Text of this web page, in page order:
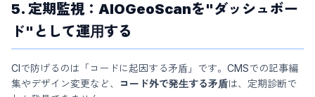
5. 定期監視：AIOGeoScanを"ダッシュボー
ド"として運用する
CIで防げるのは「コードに起因する矛盾」です。CMSでの記事編
集やデザイン変更など、
コード外で発生する矛盾は、定期診断で